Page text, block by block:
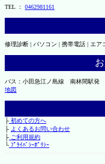
TEL ： 0462981161
修理診断 | パソコン | 携帯電話 | エア
バス：小田急江ノ島線 南林間駅発
地図
├初めての方へ
├ よくあるお問い合わせ
├ご利用規約
└ﾌﾟﾗｲﾊﾞｼｰﾎﾟﾘｼｰ